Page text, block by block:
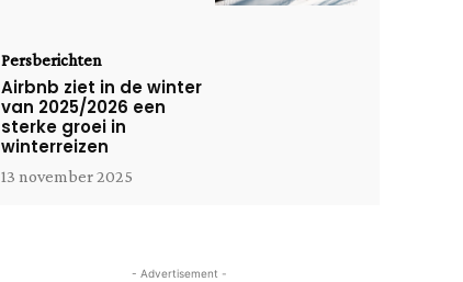
Persberichten
Airbnb ziet in de winter
van 2025/2026 een
sterke groei in
winterreizen
13 november 2025
- Advertisement -